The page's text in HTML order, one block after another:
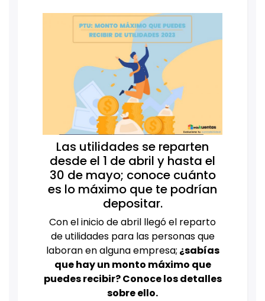
Las utilidades se reparten
desde el 1 de abril y hasta el
30 de mayo; conoce cuánto
es lo máximo que te podrían
depositar.
Con el inicio de abril llegó el reparto
de utilidades para las personas que
laboran en alguna empresa; ¿sabías
que hay un monto máximo que
puedes recibir? Conoce los detalles
sobre ello.